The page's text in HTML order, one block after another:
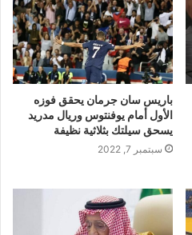
باريس سان جرمان يحقق فوزه
الأول أمام يوفنتوس وريال مدريد
يسحق سيلتك بثلاثية نظيفة
سبتمبر 7, 2022